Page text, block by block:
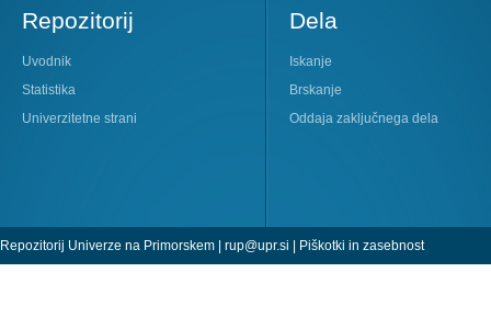
Repozitorij
Uvodnik
Statistika
Univerzitetne strani
Dela
Iskanje
Brskanje
Oddaja zaključnega dela
Repozitorij Univerze na Primorskem | rup@upr.si | Piškotki in zasebnost